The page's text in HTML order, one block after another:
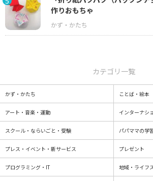
作りおもちゃ
カテゴリ一覧
かず・かたち ことば・絵本
アート・音楽・運動 インターナシ
スクール・ならいごと・受験 パパママの学
プレス・イベント・新サービス プレゼント
プログラミング・IT 地域・ライフ